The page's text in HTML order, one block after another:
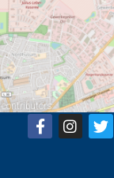
contributors